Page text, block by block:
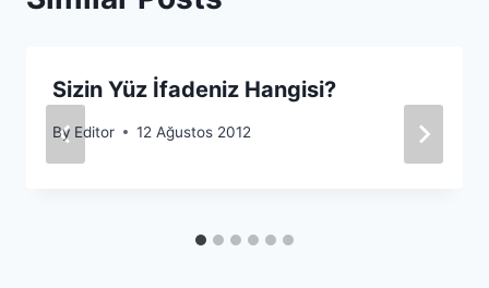
Sizin Yüz İfadeniz Hangisi?
By Editor 12 Ağustos 2012